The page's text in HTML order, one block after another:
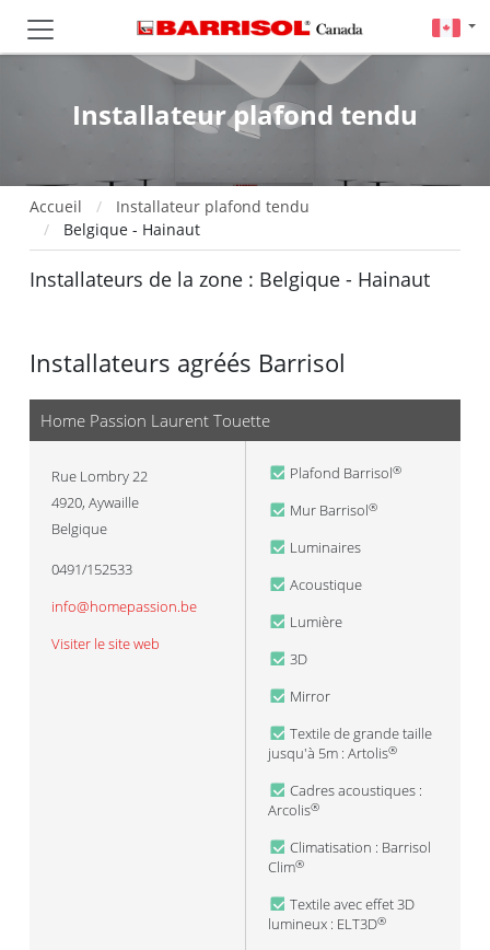
Installateur plafond tendu
Accueil
Installateur plafond tendu
Belgique - Hainaut
Installateurs de la zone : Belgique - Hainaut
Installateurs agréés Barrisol
Home Passion Laurent Touette
Rue Lombry 22
4920, Aywaille
Belgique
0491/152533
info@homepassion.be
Visiter le site web
Plafond Barrisol®
Mur Barrisol®
Luminaires
Acoustique
Lumière
3D
Mirror
Textile de grande taille
jusqu'à 5m : Artolis®
Cadres acoustiques :
Arcolis®
Climatisation : Barrisol
Clim®
Textile avec effet 3D
lumineux : ELT3D®